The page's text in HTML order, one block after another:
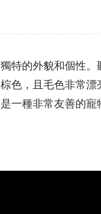
特的外貌和個性。
色，且毛色非常漂
一種非常友善的寵